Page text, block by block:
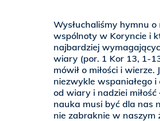
Wysłuchaliśmy hymnu o
wspólnoty w Koryncie i
najbardziej
wiary (por. 1 Kor 13, 1-
mówił o miłości i
niezwykle wspaniałego
od wiary i nadziei
nauka musi być dla nas
nie zabraknie w naszym